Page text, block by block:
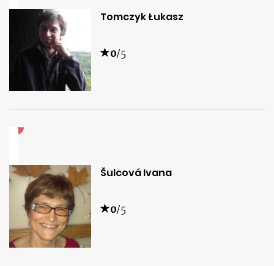
Tomczyk Łukasz
0/5
Šulcová Ivana
0/5